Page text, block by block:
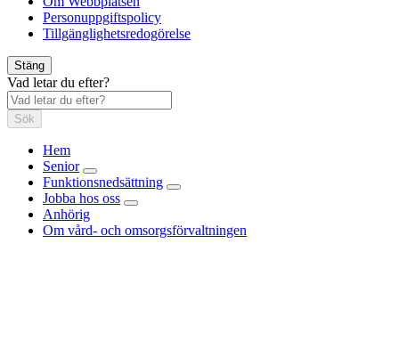
Personuppgiftspolicy
Tillgänglighetsredogörelse
Stäng
Vad letar du efter?
Sök
Hem
Senior
Funktionsnedsättning
Jobba hos oss
Anhörig
Om vård- och omsorgsförvaltningen